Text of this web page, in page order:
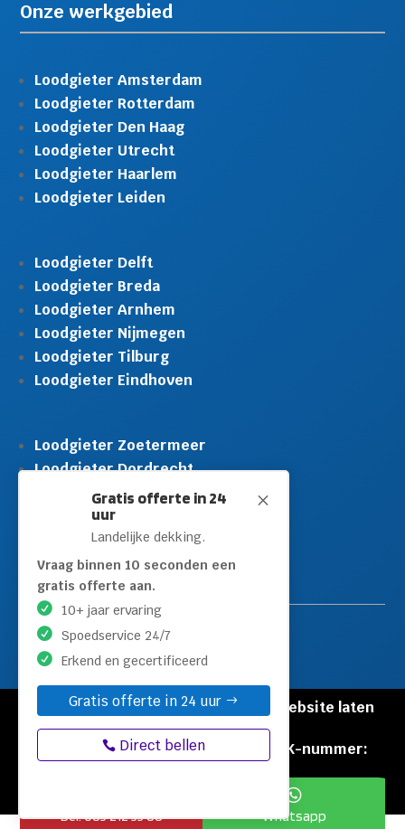
M
Gratis offerte in 24
uur
Landelijke dekking.
Vraag binnen 10 seconden een
gratis offerte aan.
10+ jaar ervaring
Spoedservice 24/7
Erkend en gecertificeerd
Gratis offerte in 24 uur
Direct bellen
Onze werkgebied
Loodgieter Amsterdam
Loodgieter Rotterdam
Loodgieter Den Haag
Loodgieter Utrecht
Loodgieter Haarlem
Loodgieter Leiden
Loodgieter Delft
Loodgieter Breda
Loodgieter Arnhem
Loodgieter Nijmegen
Loodgieter Tilburg
Loodgieter Eindhoven
Loodgieter Zoetermeer
Loodgieter Dordrecht
Loodgieter Rijswijk
Loodgieter Schiedam
Loodgieter Leidschendam
Loodgieter Hilversum
© Copyright Loodgieters Kwartier |
Website laten
maken door Flexamedia
Privacyverklaring|Disclaimer
KVK-nummer:
Bel: 085 212 55 88

Whatsapp